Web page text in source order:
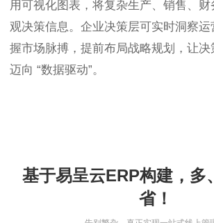
用可视化图表，将复杂生产、销售、
观决策信息。企业决策层可实时洞察
握市场脉搏，提前布局战略规划，让决
迈向 “数据驱动”。
基于易呈云ERP构建，多
省！